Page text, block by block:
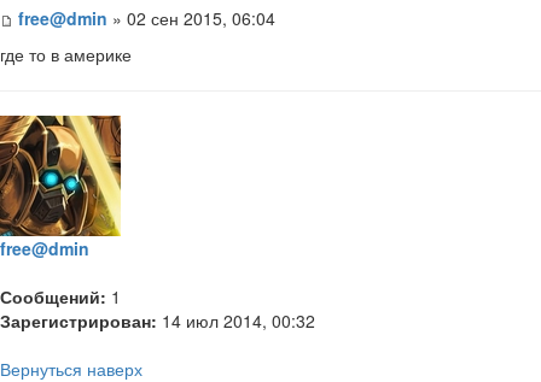
free@dmin » 02 сен 2015, 06:04
где то в америке
free@dmin
Сообщений: 1
Зарегистрирован: 14 июл 2014, 00:32
Вернуться наверх